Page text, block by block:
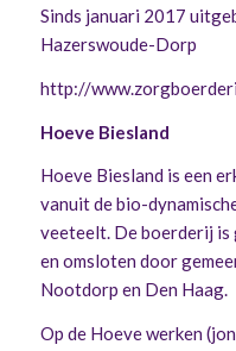
Sinds januari 2017
Hazerswoude-Dorp
http://
Hoeve Biesland
Hoeve Biesland is een
vanuit de bio-
veeteelt. De boerderij is
en omsloten door
Nootdorp en Den Haag.
Op de Hoeve werken